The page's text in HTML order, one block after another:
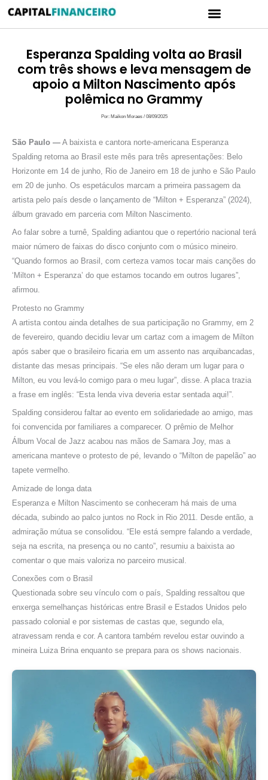
conteúdo
Menu
Esperanza Spalding volta ao Brasil
com três shows e leva mensagem de
apoio a Milton Nascimento após
polêmica no Grammy
Por: Maikon Moraes / 08/09/2025
São Paulo — A baixista e cantora norte-americana Esperanza
Spalding retorna ao Brasil este mês para três apresentações: Belo
Horizonte em 14 de junho, Rio de Janeiro em 18 de junho e São Paulo
em 20 de junho. Os espetáculos marcam a primeira passagem da
artista pelo país desde o lançamento de “Milton + Esperanza” (2024),
álbum gravado em parceria com Milton Nascimento.
Ao falar sobre a turnê, Spalding adiantou que o repertório nacional terá
maior número de faixas do disco conjunto com o músico mineiro.
“Quando formos ao Brasil, com certeza vamos tocar mais canções do
‘Milton + Esperanza’ do que estamos tocando em outros lugares”,
afirmou.
Protesto no Grammy
A artista contou ainda detalhes de sua participação no Grammy, em 2
de fevereiro, quando decidiu levar um cartaz com a imagem de Milton
após saber que o brasileiro ficaria em um assento nas arquibancadas,
distante das mesas principais. “Se eles não deram um lugar para o
Milton, eu vou levá-lo comigo para o meu lugar”, disse. A placa trazia
a frase em inglês: “Esta lenda viva deveria estar sentada aqui!”.
Spalding considerou faltar ao evento em solidariedade ao amigo, mas
foi convencida por familiares a comparecer. O prêmio de Melhor
Álbum Vocal de Jazz acabou nas mãos de Samara Joy, mas a
americana manteve o protesto de pé, levando o “Milton de papelão” ao
tapete vermelho.
Amizade de longa data
Esperanza e Milton Nascimento se conheceram há mais de uma
década, subindo ao palco juntos no Rock in Rio 2011. Desde então, a
admiração mútua se consolidou. “Ele está sempre falando a verdade,
seja na escrita, na presença ou no canto”, resumiu a baixista ao
comentar o que mais valoriza no parceiro musical.
Conexões com o Brasil
Questionada sobre seu vínculo com o país, Spalding ressaltou que
enxerga semelhanças históricas entre Brasil e Estados Unidos pelo
passado colonial e por sistemas de castas que, segundo ela,
atravessam renda e cor. A cantora também revelou estar ouvindo a
mineira Luiza Brina enquanto se prepara para os shows nacionais.